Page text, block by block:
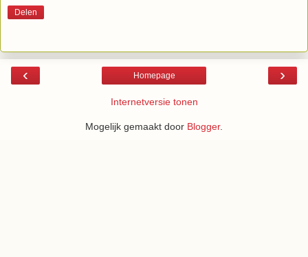
Delen
‹ ›
Homepage
Internetversie tonen
Mogelijk gemaakt door Blogger.